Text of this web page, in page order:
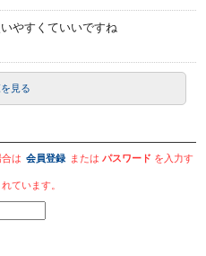
やすくていいですね
見る
は 会員登録 またはパスワード を入力す
ています。